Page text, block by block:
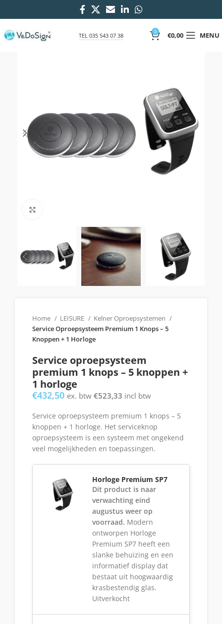
TEL 035 543 07 38
0 €0,00 MENU
Home LEISURE
Kelner Oproepsystemen
Service Oproepsysteem Premium 1 Knops – 5
Knoppen + 1 Horloge
Service oproepsysteem
premium 1 knops – 5 knoppen +
1 horloge
€432,50 ex. btw €523,33 incl btw
Service oproepsysteem premium 1 knops – 5
knoppen + 1 horloge. Het serviceknop
oproepsysteem is een systeem met ongekend
veel mogelijkheden en toepassingen.
Horloge Premium SP7
Dit product is naar
verwachting eind
augustus weer op
voorraad. Modern
ontworpen Horloge
Premium SP7 heeft een
slanke behuizing en een
informatief display dat
bestaat uit hoogwaardig
krasbestendig glas.
Uitverkocht